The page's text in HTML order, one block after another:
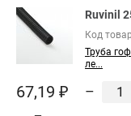
Ruvinil
Код
Труба
ле...
67,19 ₽ –